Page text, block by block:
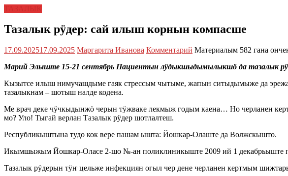
Тазалык рӱдер: сай илыш корнын компасше
17.09.202517.09.2025 Маргарита Иванова Комментарий Материалым 582 гана
Марий Элыште 15-21 сентябрь Пациентын лӱдыкшыдымылыкшӧ да тазалык
Кызытсе илыш нимучашдыме гаяк стрессым чытыме, жапын ситыдымыже да
тазалыкнам – шотыш налде кодена.
Ме врач деке чӱчкыдынжӧ черын тӱжваке лекмыж годым каена… Но черланен
мо? Уло! Тыгай верлан Тазалык рӱдер шотлалтеш.
Республикыштына тудо кок вере пашам ышта: Йошкар-Олаште да Волжскышто.
Икымшыжым Йошкар-Оласе 2-шо №-ан поликлиникыште 2009 ий 1 декабрьыште
Тазалык рӱдерын тӱҥ цельже инфекциян огыл чер дене черланен кертмым